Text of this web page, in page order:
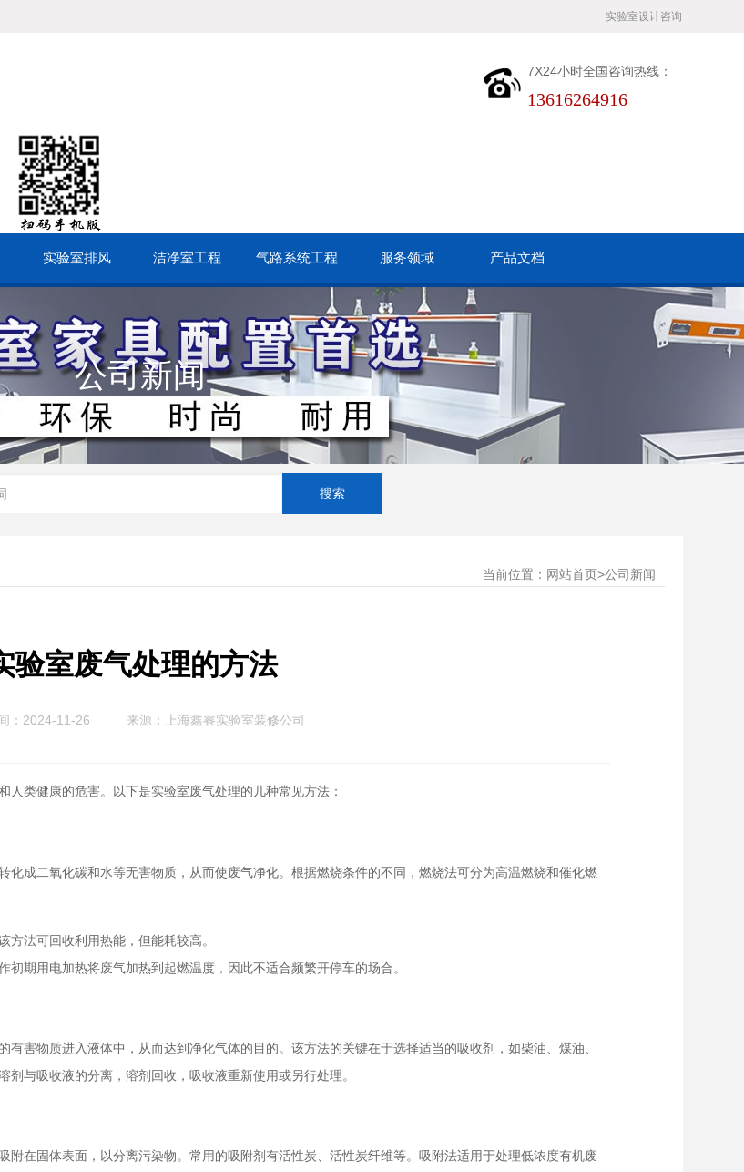
实验室设计咨询
7X24小时全国咨询热线：
13616264916
实验室排风 洁净室工程 气路系统工程 服务领域 产品文档
公司新闻
当前位置： 网站首页>公司新闻
验室废气处理的方法
：2024-11-26 来源： 上海鑫睿实验室装修公司
类健康的危害。以下是实验室废气处理的几种常见方法：
化成二氧化碳和水等无害物质，从而使废气净化。根据燃烧条件的不同，燃烧法可分为高温燃烧和催化燃
方法可回收利用热能，但能耗较高。
初期用电加热将废气加热到起燃温度，因此不适合频繁开停车的场合。
害物质进入液体中，从而达到净化气体的目的。该方法的关键在于选择适当的吸收剂，如柴油、煤油、
与吸收液的分离，溶剂回收，吸收液重新使用或另行处理。
在固体表面，以分离污染物。常用的吸附剂有活性炭、活性炭纤维等。吸附法适用于处理低浓度有机废